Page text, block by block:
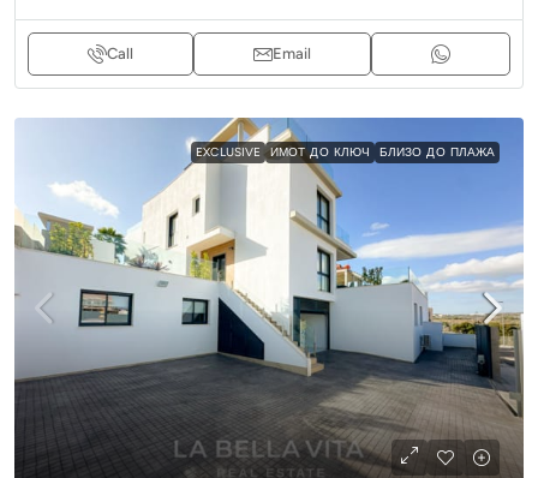
Call Email
EXCLUSIVE ИМОТ ДО КЛЮЧ БЛИЗО ДО ПЛАЖА